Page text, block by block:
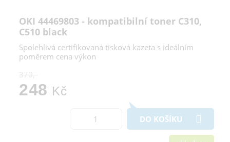
OKI 44469803 - kompatibilní toner C310,
C510 black
Spolehlivá certifikovaná tisková kazeta s ideálním
poměrem cena výkon
370,-
248 Kč
DO KOŠÍKU